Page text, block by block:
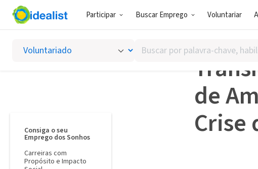
Participar Buscar Emprego Voluntariar
Buscar
por
Consiga o seu
Emprego dos Sonhos
Carreiras com
Propósito e Impacto
de
Crise